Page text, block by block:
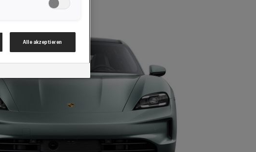
Link auf unsere Website
Alle akzeptieren